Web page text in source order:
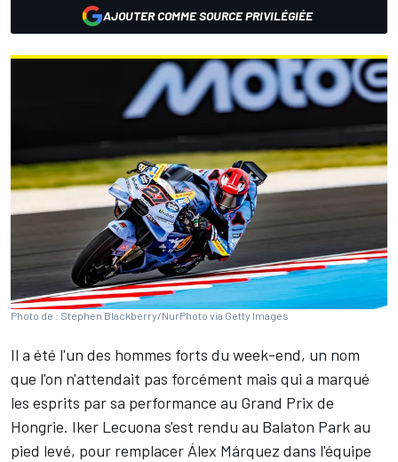
AJOUTER COMME SOURCE PRIVILÉGIÉE
Photo de : Stephen Blackberry/NurPhoto via Getty Images
Il a été l'un des hommes forts du week-end, un nom
que l'on n'attendait pas forcément mais qui a marqué
les esprits par sa performance au Grand Prix de
Hongrie. Iker Lecuona s'est rendu au Balaton Park au
pied levé, pour remplacer Álex Márquez dans l'équipe